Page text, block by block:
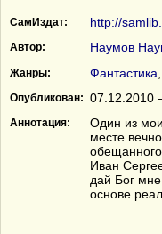
СамИздат: http://
Автор: Наумов
Жанры:
Фантастика
Опубликован: 07.12.2010
Аннотация:
Один из
месте
Иван
дай Бог
основе